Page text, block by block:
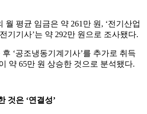
월 평균 임금은 약 261만 원, ‘전기산업
기기사’는 약 292만 원으로 조사됐다.
‘공조냉동기계기사’를 추가로 취득
약 65만 원 상승한 것으로 분석됐다.
것은 ‘연결성’